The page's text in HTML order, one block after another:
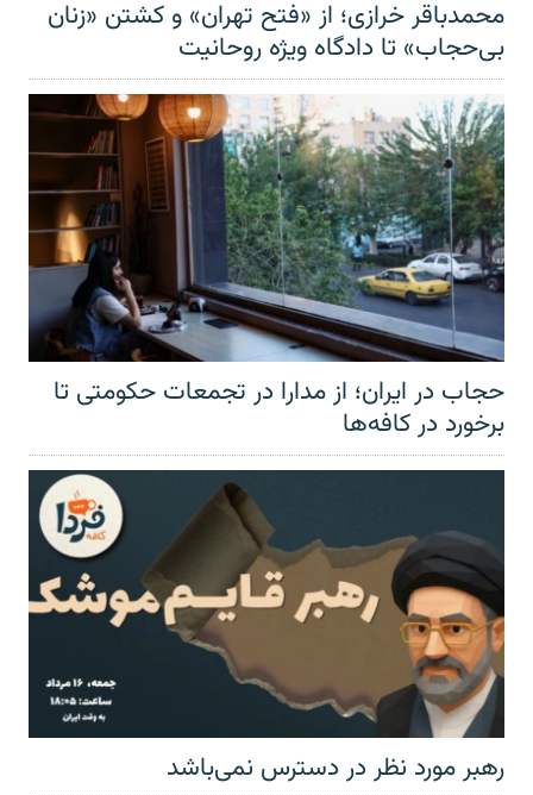
محمدباقر خرازی؛ از «فتح تهران» و کشتن «زنان
بی‌حجاب» تا دادگاه ویژه روحانیت
حجاب در ایران؛ از مدارا در تجمعات حکومتی تا
برخورد در کافه‌ها
رهبر مورد نظر در دسترس نمی‌باشد